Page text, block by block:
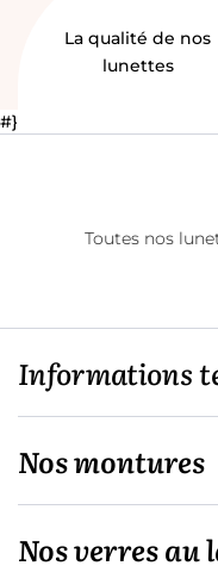
La qualité de nos
lunettes
#}
Toutes nos
Informations
Nos montures
Nos verres au